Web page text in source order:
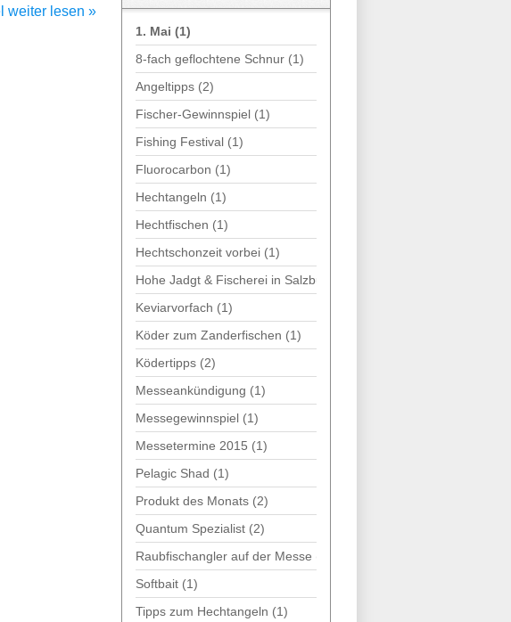
weiter lesen »
1. Mai (1)
8-fach geflochtene Schnur (1)
Angeltipps (2)
Fischer-Gewinnspiel (1)
Fishing Festival (1)
Fluorocarbon (1)
Hechtangeln (1)
Hechtfischen (1)
Hechtschonzeit vorbei (1)
Hohe Jadgt & Fischerei in Salzburg
Keviarvorfach (1)
Köder zum Zanderfischen (1)
Ködertipps (2)
Messeankündigung (1)
Messegewinnspiel (1)
Messetermine 2015 (1)
Pelagic Shad (1)
Produkt des Monats (2)
Quantum Spezialist (2)
Raubfischangler auf der Messe
Softbait (1)
Tipps zum Hechtangeln (1)